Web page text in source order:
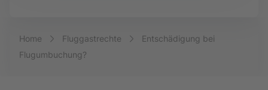
Home
Fluggastrechte
Entschädigung bei
Flugumbuchung?